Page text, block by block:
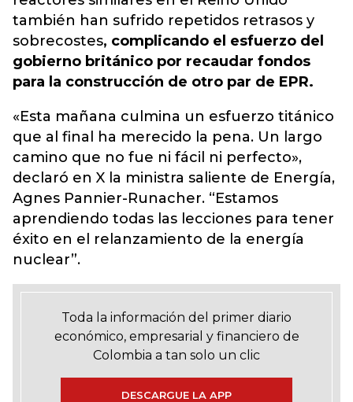
también han sufrido repetidos retrasos y
sobrecostes, complicando el esfuerzo del
gobierno británico por recaudar fondos
para la construcción de otro par de EPR.
«Esta mañana culmina un esfuerzo titánico
que al final ha merecido la pena. Un largo
camino que no fue ni fácil ni perfecto»,
declaró en X la ministra saliente de Energía,
Agnes Pannier-Runacher. “Estamos
aprendiendo todas las lecciones para tener
éxito en el relanzamiento de la energía
nuclear”.
Toda la información del primer diario
económico, empresarial y financiero de
Colombia a tan solo un clic
DESCARGUE LA APP